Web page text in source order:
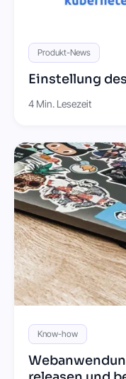
Produkt-News
Einstellung
4 Min. Lesezeit
Know-how